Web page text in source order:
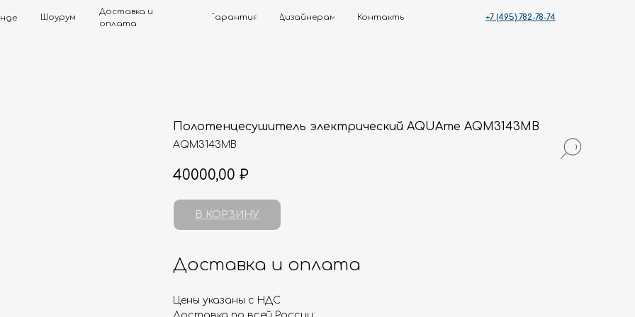
+7 (495) 782-78-74
Контакты
Дизайнерам
Доставка и
оплата
Шоурум
Полотенцесушитель электрический AQUAme AQM3143MB
AQM3143MB
40000,00 ₽
В КОРЗИНУ
Доставка и оплата
Цены указаны с НДС